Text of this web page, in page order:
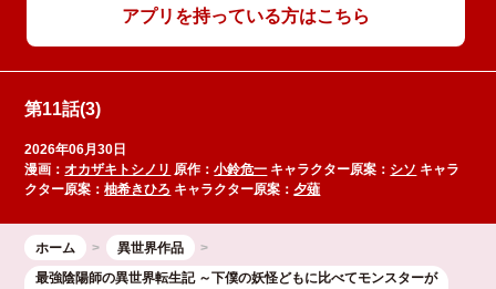
アプリを持っている方はこちら
第11話(3)
2026年06月30日
漫画：オカザキトシノリ 原作：小鈴危一 キャラクター原案： シソ キャラ
クター原案：柚希きひろ キャラクター原案： 夕薙
ホーム
異世界作品
最強陰陽師の異世界転生記 ～下僕の妖怪どもに比べてモンスターが